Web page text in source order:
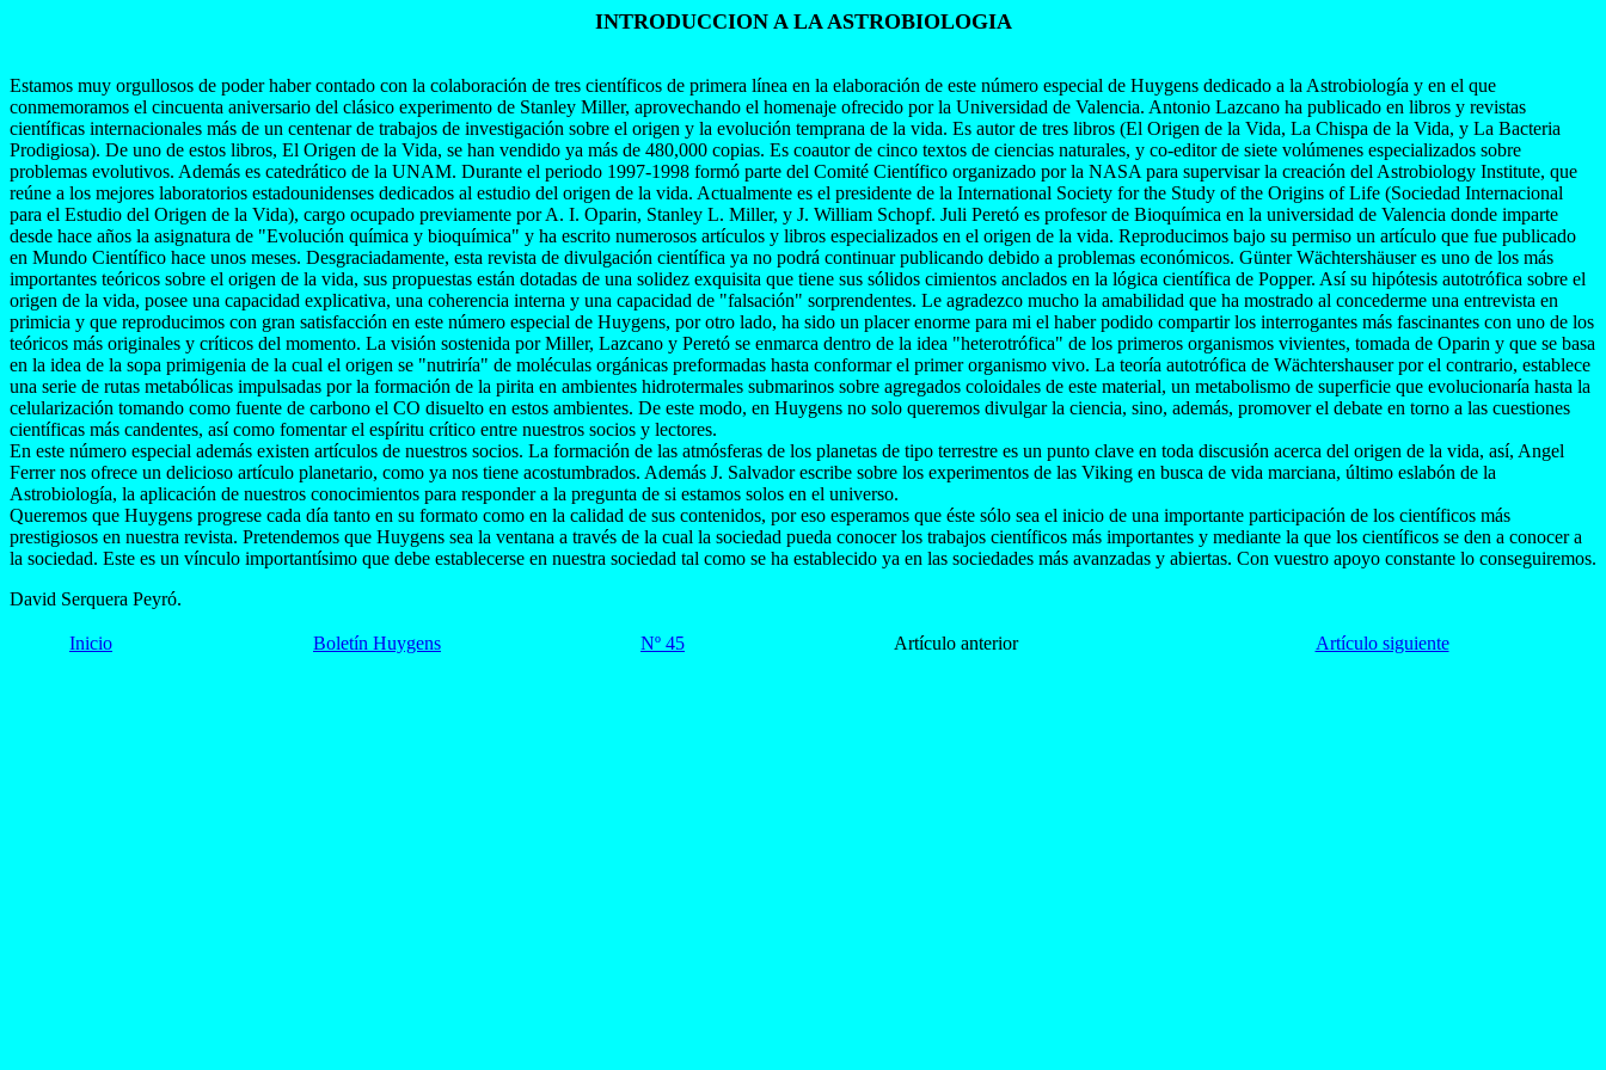
INTRODUCCION A LA ASTROBIOLOGIA
Estamos muy orgullosos de poder haber contado con la colaboración de tres científicos de primera línea en la elaboración de este número especial de Huygens dedicado a la Astrobiología y en el que
conmemoramos el cincuenta aniversario del clásico experimento de Stanley Miller, aprovechando el homenaje ofrecido por la Universidad de Valencia. Antonio Lazcano ha publicado en libros y revistas
científicas internacionales más de un centenar de trabajos de investigación sobre el origen y la evolución temprana de la vida. Es autor de tres libros (El Origen de la Vida, La Chispa de la Vida, y La Bacteria
Prodigiosa). De uno de estos libros, El Origen de la Vida, se han vendido ya más de 480,000 copias. Es coautor de cinco textos de ciencias naturales, y co-editor de siete volúmenes especializados sobre
problemas evolutivos. Además es catedrático de la UNAM. Durante el periodo 1997-1998 formó parte del Comité Científico organizado por la NASA para supervisar la creación del Astrobiology Institute, que
reúne a los mejores laboratorios estadounidenses dedicados al estudio del origen de la vida. Actualmente es el presidente de la International Society for the Study of the Origins of Life (Sociedad Internacional
para el Estudio del Origen de la Vida), cargo ocupado previamente por A. I. Oparin, Stanley L. Miller, y J. William Schopf. Juli Peretó es profesor de Bioquímica en la universidad de Valencia donde imparte
desde hace años la asignatura de "Evolución química y bioquímica" y ha escrito numerosos artículos y libros especializados en el origen de la vida. Reproducimos bajo su permiso un artículo que fue publicado
en Mundo Científico hace unos meses. Desgraciadamente, esta revista de divulgación científica ya no podrá continuar publicando debido a problemas económicos. Günter Wächtershäuser es uno de los más
importantes teóricos sobre el origen de la vida, sus propuestas están dotadas de una solidez exquisita que tiene sus sólidos cimientos anclados en la lógica científica de Popper. Así su hipótesis autotrófica sobre el
origen de la vida, posee una capacidad explicativa, una coherencia interna y una capacidad de "falsación" sorprendentes. Le agradezco mucho la amabilidad que ha mostrado al concederme una entrevista en
primicia y que reproducimos con gran satisfacción en este número especial de Huygens, por otro lado, ha sido un placer enorme para mi el haber podido compartir los interrogantes más fascinantes con uno de los
teóricos más originales y críticos del momento. La visión sostenida por Miller, Lazcano y Peretó se enmarca dentro de la idea "heterotrófica" de los primeros organismos vivientes, tomada de Oparin y que se basa
en la idea de la sopa primigenia de la cual el origen se "nutriría" de moléculas orgánicas preformadas hasta conformar el primer organismo vivo. La teoría autotrófica de Wächtershauser por el contrario, establece
una serie de rutas metabólicas impulsadas por la formación de la pirita en ambientes hidrotermales submarinos sobre agregados coloidales de este material, un metabolismo de superficie que evolucionaría hasta la
celularización tomando como fuente de carbono el CO disuelto en estos ambientes. De este modo, en Huygens no solo queremos divulgar la ciencia, sino, además, promover el debate en torno a las cuestiones
científicas más candentes, así como fomentar el espíritu crítico entre nuestros socios y lectores.
En este número especial además existen artículos de nuestros socios. La formación de las atmósferas de los planetas de tipo terrestre es un punto clave en toda discusión acerca del origen de la vida, así, Angel
Ferrer nos ofrece un delicioso artículo planetario, como ya nos tiene acostumbrados. Además J. Salvador escribe sobre los experimentos de las Viking en busca de vida marciana, último eslabón de la
Astrobiología, la aplicación de nuestros conocimientos para responder a la pregunta de si estamos solos en el universo.
Queremos que Huygens progrese cada día tanto en su formato como en la calidad de sus contenidos, por eso esperamos que éste sólo sea el inicio de una importante participación de los científicos más
prestigiosos en nuestra revista. Pretendemos que Huygens sea la ventana a través de la cual la sociedad pueda conocer los trabajos científicos más importantes y mediante la que los científicos se den a conocer a
la sociedad. Este es un vínculo importantísimo que debe establecerse en nuestra sociedad tal como se ha establecido ya en las sociedades más avanzadas y abiertas. Con vuestro apoyo constante lo conseguiremos.
David Serquera Peyró.
Inicio Boletín Huygens Nº 45 Artículo anterior Artículo siguiente